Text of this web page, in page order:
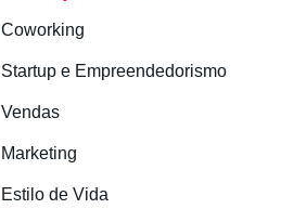
Coworking
Startup e Empreendedorismo
Vendas
Marketing
Estilo de Vida